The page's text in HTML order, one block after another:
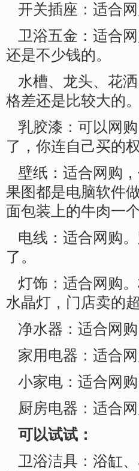
开关插座：适合
卫浴五金：适合
还是不少钱的。
水槽、龙头、花
格差还是比较大的。
乳胶漆：可以网
了，你连自己买的
壁纸：适合网购
果图都是电脑软件
面包装上的牛肉一
电线：适合网购
了。
灯饰：适合网购
水晶灯，门店卖的
净水器：适合网购
家用电器：适合网
小家电：适合网购
厨房电器：适合网
可以试试：
卫浴洁具：浴缸